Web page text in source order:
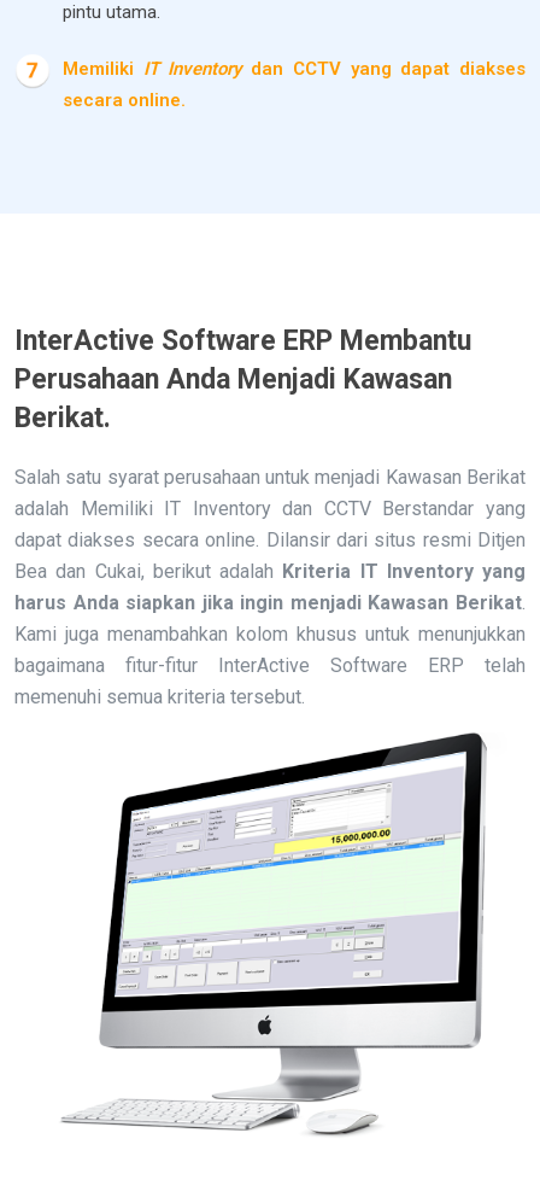
pintu utama.
Memiliki IT Inventorydan CCTV yang dapat diakses
secara online.
InterActive Software ERP Membantu
Perusahaan Anda Menjadi Kawasan
Berikat.
Salah satu syarat perusahaan untuk menjadi Kawasan Berikat
adalah Memiliki IT Inventory dan CCTV Berstandar yang
dapat diakses secara online. Dilansir dari situs resmi Ditjen
Bea dan Cukai, berikut adalah Kriteria IT Inventory yang
harus Anda siapkan jika ingin menjadi Kawasan Berikat.
Kami juga menambahkan kolom khusus untuk menunjukkan
bagaimana fitur-fitur InterActive Software ERP telah
memenuhi semua kriteria tersebut.